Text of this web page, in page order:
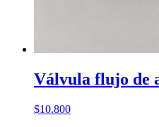
Válvula flujo de
$10.800